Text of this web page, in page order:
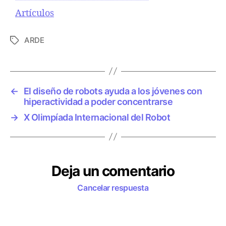
Respecto a
Artículos
E
q
e
a
ARDE
←
El diseño de robots ayuda a los jóvenes con
hiperactividad a poder concentrarse
→ X Olimpíada Internacional del Robot
Deja un comentario
Cancelar respuesta